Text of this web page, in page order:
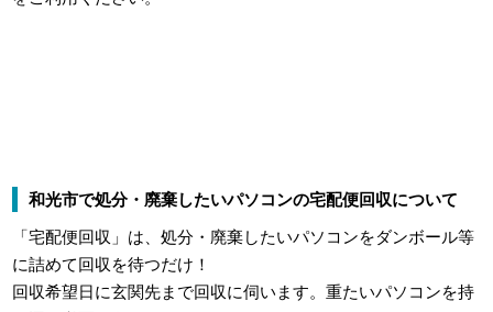
和光市で処分・廃棄したいパソコンの宅配便回収について
「宅配便回収」は、処分・廃棄したいパソコンをダンボール等
に詰めて回収を待つだけ！
回収希望日に玄関先まで回収に伺います。重たいパソコンを持